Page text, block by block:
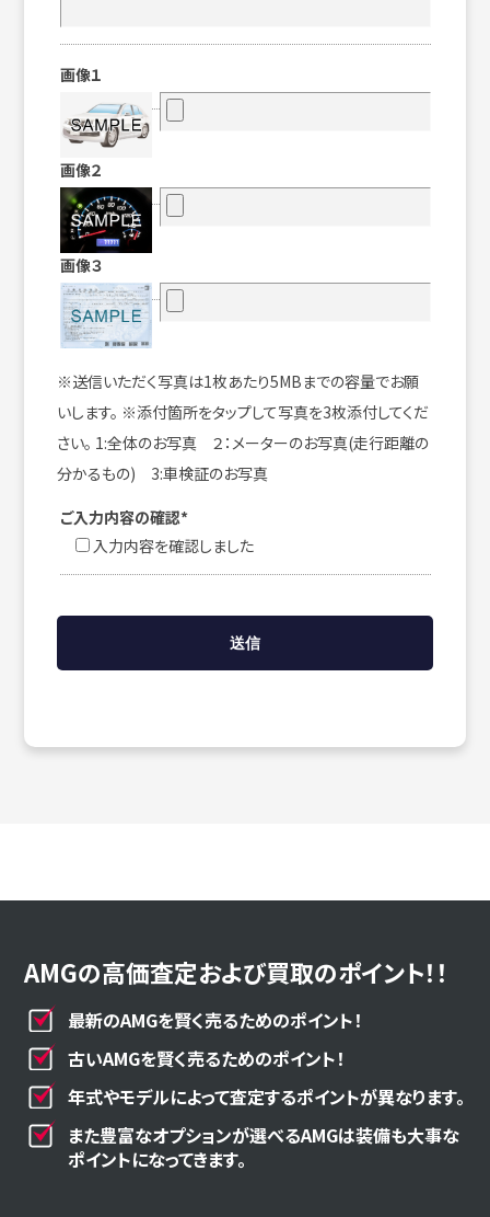
画像１
画像２
画像３
※送信いただく写真は1枚あたり5MBまでの容量でお願
いします。 ※添付箇所をタップして写真を3枚添付してくだ
さい。 1:全体のお写真 ２：メーターのお写真(走行距離の
分かるもの) 3:車検証のお写真
ご入力内容の確認*
入力内容を確認しました
AMGの高価査定および買取のポイント！！
最新のAMGを賢く売るためのポイント！
古いAMGを賢く売るためのポイント！
年式やモデルによって査定するポイントが異なります。
また豊富なオプションが選べるAMGは装備も大事な
ポイントになってきます。